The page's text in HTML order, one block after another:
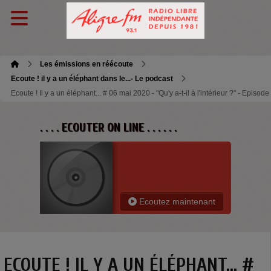
Les émissions en réécoute
Ecoute ! il y a un éléphant dans le...- Le podcast
Ecoute ! Il y a un éléphant... # 06 mai 2020 - "Qu'y a-t-il à l'intérieur ?" - Episode
. . . . ECOUTER ON LINE . . . . . .
Ecoutez maintenant
ECOUTE ! IL Y A UN ÉLÉPHANT... #